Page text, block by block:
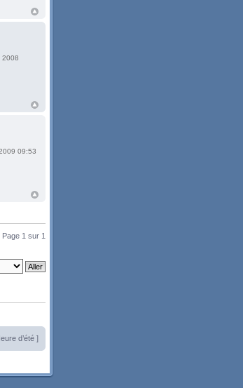
2008
09:53
Page 1 sur 1
d’été ]